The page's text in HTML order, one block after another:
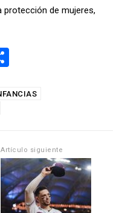
protección de mujeres,
m
tir
Artículo siguiente